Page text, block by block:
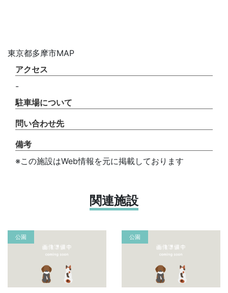
東京都多摩市MAP
アクセス
-
駐車場について
問い合わせ先
備考
※この施設はWeb情報を元に掲載しております
関連施設
公園 公園